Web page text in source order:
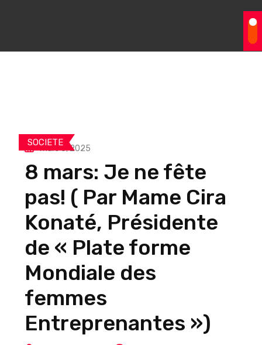
SOCIETE
mars 8, 2025
8 mars: Je ne fête
pas! ( Par Mame Cira
Konaté, Présidente
de « Plate forme
Mondiale des
femmes
Entreprenantes »)